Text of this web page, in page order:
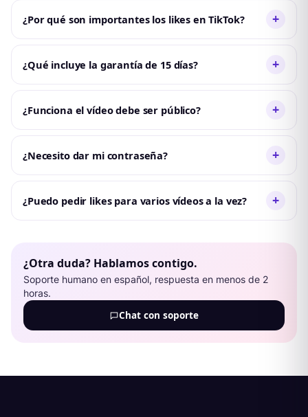
¿Por qué son importantes los likes en TikTok? +
como señal clave para decidir si distribuye el vídeo al For
You de nuevos usuarios. Más likes en las primeras horas =
¿Qué incluye la garantía de 15 días? +
reponemos automáticamente sin coste adicional.
¿Funciona el vídeo debe ser público? +
podamos entregar los likes. Vídeos privados o borradores
no son compatibles.
¿Necesito dar mi contraseña? +
permanece completamente segura.
¿Puedo pedir likes para varios vídeos a la vez? +
¿Otra duda? Hablamos contigo.
Soporte humano en español, respuesta en menos de 2
horas.
Chat con soporte